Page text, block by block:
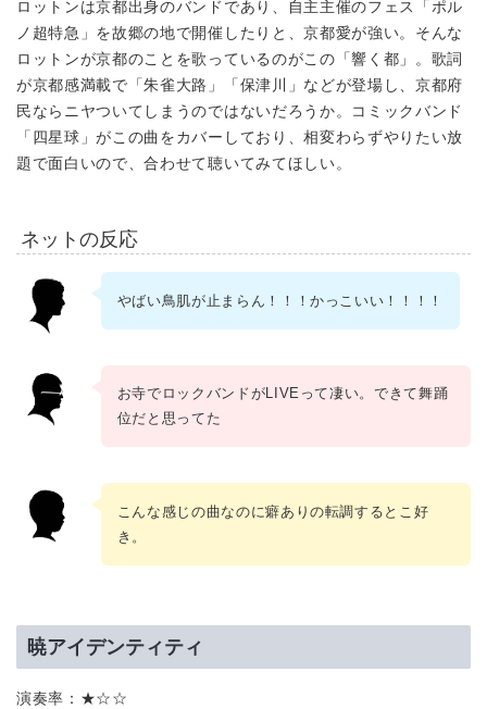
ロットンは京都出身のバンドであり、自主主催のフェス「ポル
ノ超特急」を故郷の地で開催したりと、京都愛が強い。そんな
ロットンが京都のことを歌っているのがこの「響く都」。歌詞
が京都感満載で「朱雀大路」「保津川」などが登場し、京都府
民ならニヤついてしまうのではないだろうか。コミックバンド
「四星球」がこの曲をカバーしており、相変わらずやりたい放
題で面白いので、合わせて聴いてみてほしい。
ネットの反応
やばい鳥肌が止まらん！！！かっこいい！！！！
お寺でロックバンドがLIVEって凄い。できて舞踊
位だと思ってた
こんな感じの曲なのに癖ありの転調するとこ好
き。
暁アイデンティティ
演奏率：★☆☆